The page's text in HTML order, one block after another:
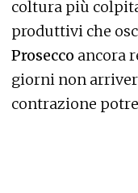
coltura più
produttivi che
Prosecco ancora
giorni non
contrazione